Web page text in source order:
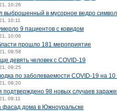
10:26
выброшенный в мусорное ведро
10:11
9 пациентов с ковидом
10:06
прошло 181 мероприятие
09:58
девять человек с COVID-19
09:25
по заболеваемости COVID-19 на 10
09:20
подтверждено 98 новых случаев
09:11
фасад дома в Южноуральске